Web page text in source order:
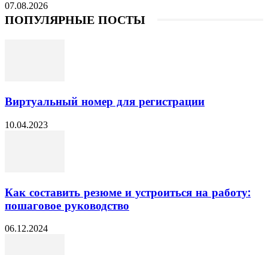
07.08.2026
ПОПУЛЯРНЫЕ ПОСТЫ
Виртуальный номер для регистрации
10.04.2023
Как составить резюме и устроиться на работу:
пошаговое руководство
06.12.2024